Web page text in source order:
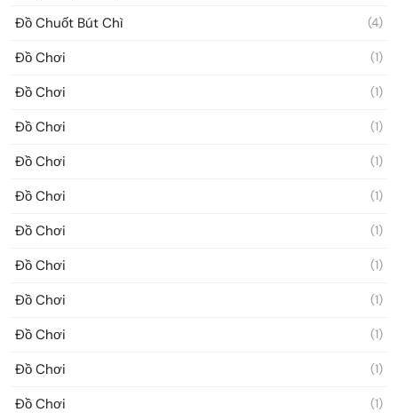
Đồ Chuốt Bút Chì (4)
Đồ Chơi (1)
Đồ Chơi (1)
Đồ Chơi (1)
Đồ Chơi (1)
Đồ Chơi (1)
Đồ Chơi (1)
Đồ Chơi (1)
Đồ Chơi (1)
Đồ Chơi (1)
Đồ Chơi (1)
Đồ Chơi (1)